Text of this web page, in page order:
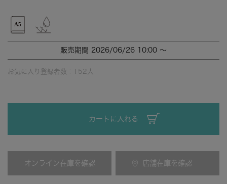
販売期間 2026/06/26 10:00 〜
お気に入り登録者数： 152 人
カートに入れる
オンライン在庫を確認 店舗在庫を確認